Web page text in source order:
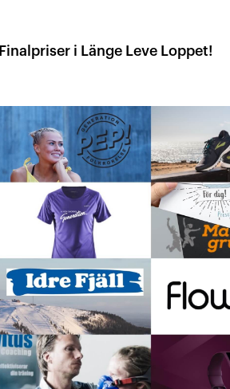
Finalpriser i Länge Leve Loppet!